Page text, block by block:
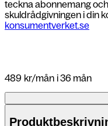
teckna abonnemang
skuldrådgivningen i din
konsumentverket.se
489 kr/mån i 36 mån